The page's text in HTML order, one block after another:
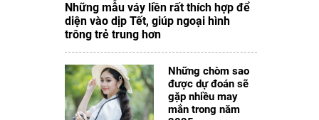
Những mẫu váy liền rất thích hợp để
diện vào dịp Tết, giúp ngoại hình
trông trẻ trung hơn
Những chòm sao
được dự đoán sẽ
gặp nhiều may
mắn trong năm